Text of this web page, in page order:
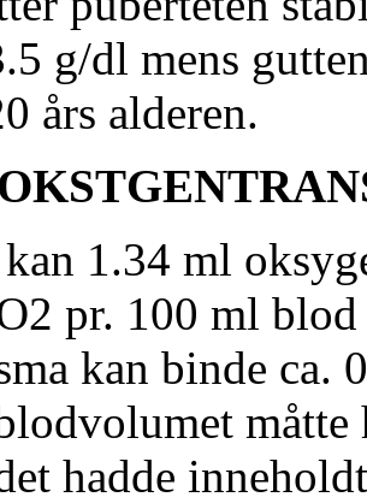
g/dl mens
års alderen.
1.34 ml
pr. 100 ml
kan binde ca.
hadde